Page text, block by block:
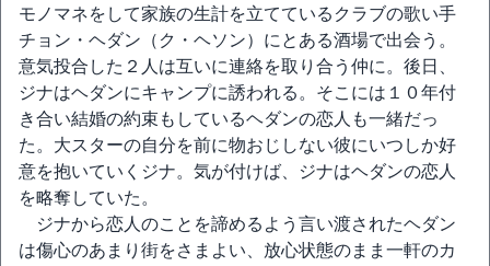
モノマネをして家族の生計を立てているクラブの歌い手
チョン・ヘダン（ク・ヘソン）にとある酒場で出会う。
意気投合した２人は互いに連絡を取り合う仲に。後日、
ジナはヘダンにキャンプに誘われる。そこには１０年付
き合い結婚の約束もしているヘダンの恋人も一緒だっ
た。大スターの自分を前に物おじしない彼にいつしか好
意を抱いていくジナ。気が付けば、ジナはヘダンの恋人
を略奪していた。
ジナから恋人のことを諦めるよう言い渡されたヘダン
は傷心のあまり街をさまよい、放心状態のまま一軒のカ